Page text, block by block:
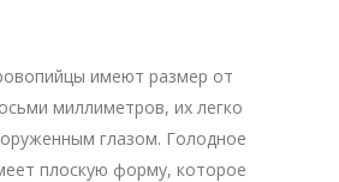
имеют размер от
миллиметров, их легко
глазом. Голодное
плоскую форму, которое